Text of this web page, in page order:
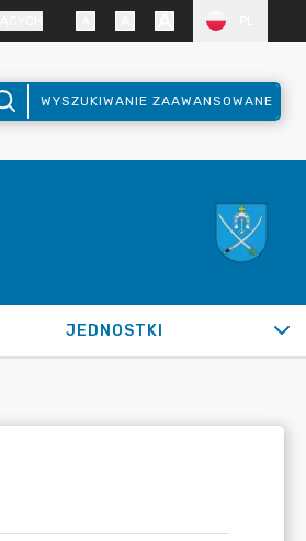
WYSZUKIWANIE ZAAWANSOWANE
JEDNOSTKI